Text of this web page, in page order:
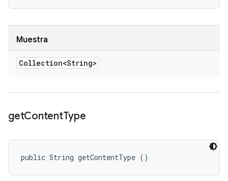
Muestra
Collection<String>
getContentType
public String getContentType ()